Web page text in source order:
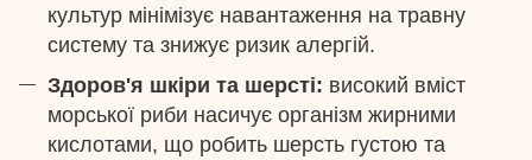
культур мінімізує навантаження на травну
систему та знижує ризик алергій.
Здоров'я шкіри та шерсті: високий вміст
морської риби насичує організм жирними
кислотами, що робить шерсть густою та